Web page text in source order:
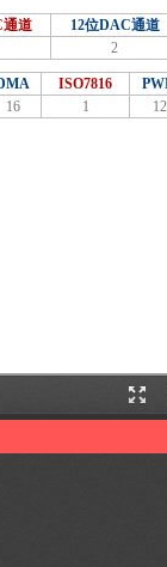
通道 12位DAC通道
2
ISO7816
16 1 12